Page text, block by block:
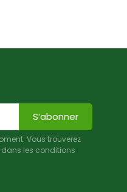
S’abonner
Vous trouverez
les conditions